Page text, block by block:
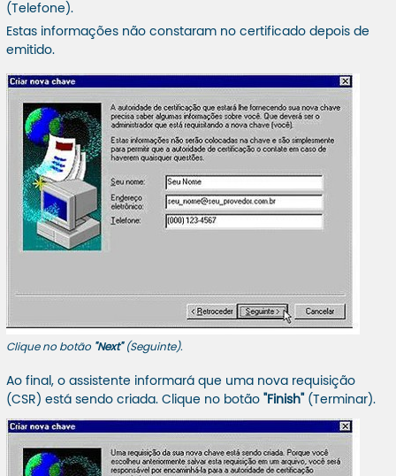
(Telefone).
Estas informações não constaram no certificado depois de
emitido.
Clique no botão "Next"(Seguinte).
Ao final, o assistente informará que uma nova requisição
(CSR) está sendo criada. Clique no botão
"Finish" (Terminar).